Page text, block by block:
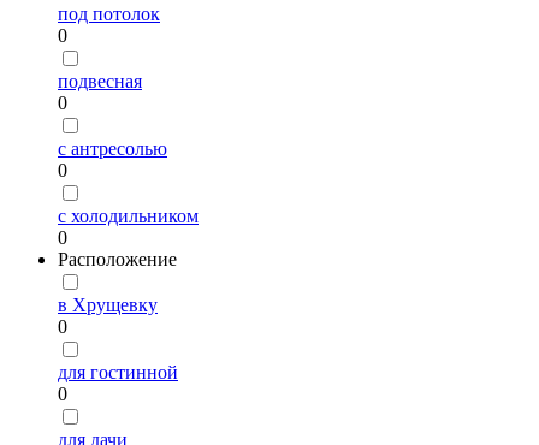
под потолок
0
подвесная
0
с антресолью
0
с холодильником
0
Расположение
в Хрущевку
0
для гостинной
0
для дачи